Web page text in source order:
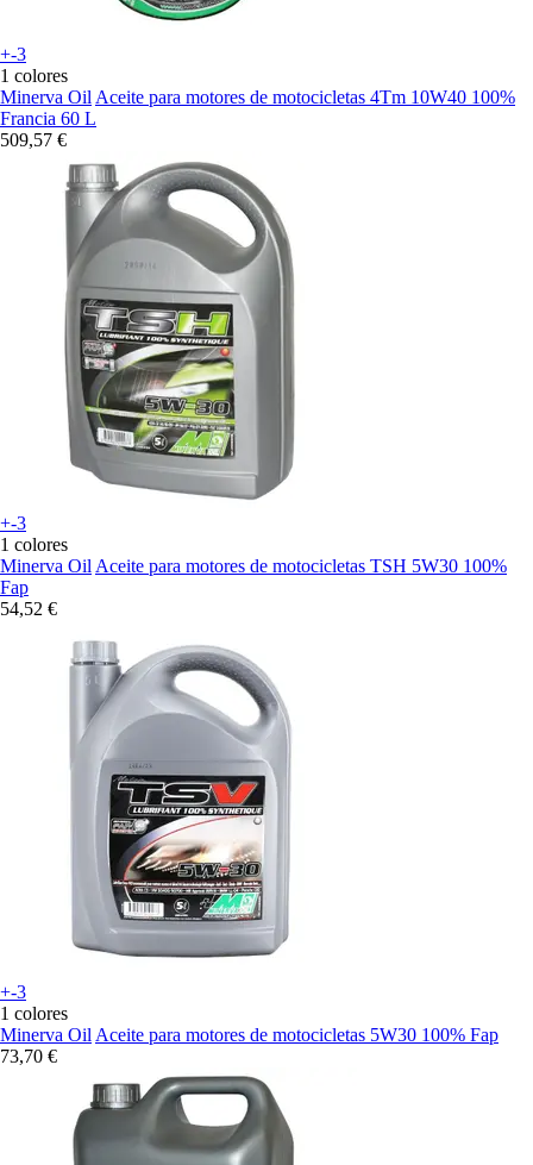
+-3
1 colores
Minerva Oil Aceite para motores de motocicletas 4Tm 10W40 100%
Francia 60 L
509,57 €
+-3
1 colores
Minerva Oil Aceite para motores de motocicletas TSH 5W30 100%
Fap
54,52 €
+-3
1 colores
Minerva Oil Aceite para motores de motocicletas 5W30 100% Fap
73,70 €